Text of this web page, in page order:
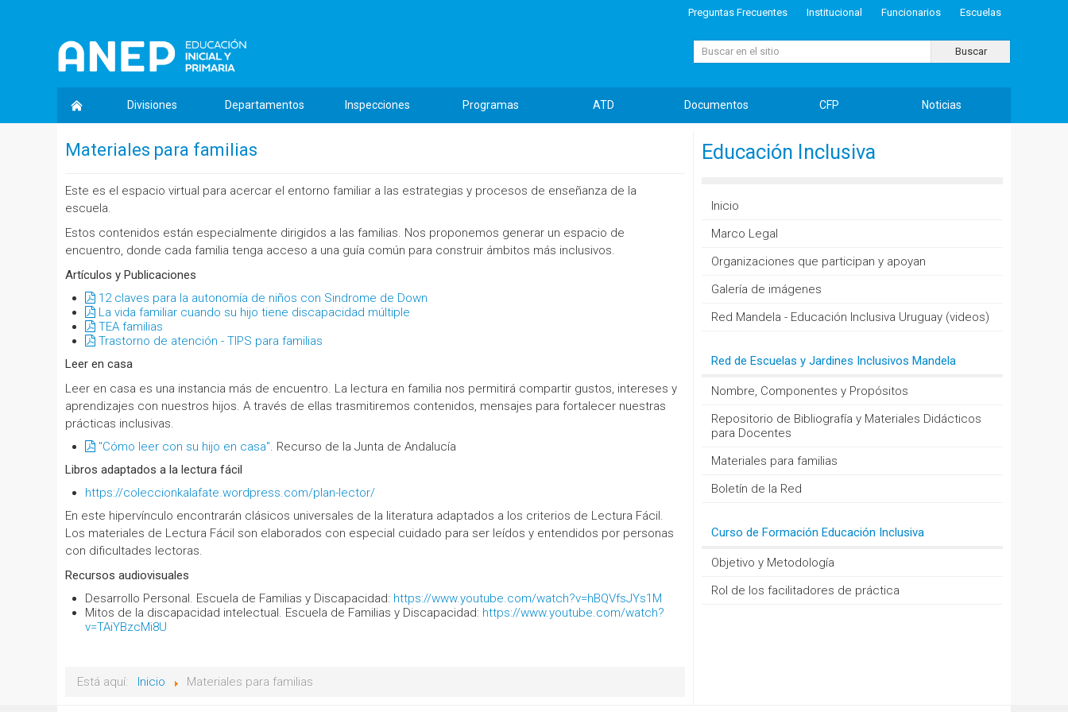
Preguntas Frecuentes Institucional Funcionarios Escuelas
Buscar... Buscar
Divisiones Departamentos Inspecciones Programas ATD Documentos CFP Noticias
Materiales para familias
Este es el espacio virtual para acercar el entorno familiar a las estrategias y procesos de enseñanza de la
escuela.
Estos contenidos están especialmente dirigidos a las familias. Nos proponemos generar un espacio de
encuentro, donde cada familia tenga acceso a una guía común para construir ámbitos más inclusivos.
Artículos y Publicaciones
12 claves para la autonomía de niños con Sindrome de Down
La vida familiar cuando su hijo tiene discapacidad múltiple
TEA familias
Trastorno de atención - TIPS para familias
Leer en casa
Leer en casa es una instancia más de encuentro. La lectura en familia nos permitirá compartir gustos, intereses y
aprendizajes con nuestros hijos. A través de ellas trasmitiremos contenidos, mensajes para fortalecer nuestras
prácticas inclusivas.
"Cómo leer con su hijo en casa". Recurso de la Junta de Andalucía
Libros adaptados a la lectura fácil
https://coleccionkalafate.wordpress.com/plan-lector/
En este hipervínculo encontrarán clásicos universales de la literatura adaptados a los criterios de Lectura Fácil.
Los materiales de Lectura Fácil son elaborados con especial cuidado para ser leídos y entendidos por personas
con dificultades lectoras.
Recursos audiovisuales
Desarrollo Personal. Escuela de Familias y Discapacidad: https://www.youtube.com/watch?v=hBQVfsJYs1M
Mitos de la discapacidad intelectual. Escuela de Familias y Discapacidad: https://www.youtube.com/watch?
v=TAiYBzcMi8U
Está aquí: Inicio Materiales para familias
Educación Inclusiva
Inicio
Marco Legal
Organizaciones que participan y apoyan
Galería de imágenes
Red Mandela - Educación Inclusiva Uruguay (videos)
Red de Escuelas y Jardines Inclusivos Mandela
Nombre, Componentes y Propósitos
Repositorio de Bibliografía y Materiales Didácticos
para Docentes
Materiales para familias
Boletín de la Red
Curso de Formación Educación Inclusiva
Objetivo y Metodología
Rol de los facilitadores de práctica